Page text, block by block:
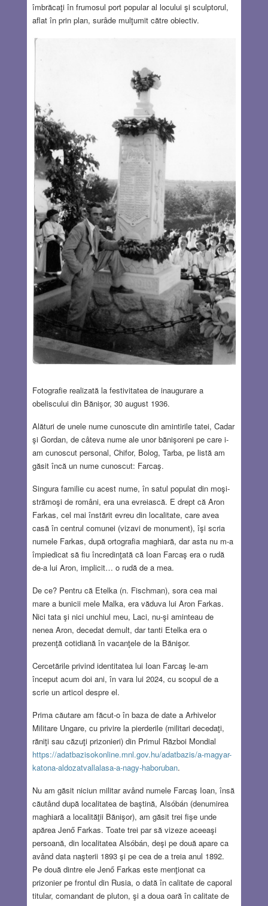
îmbrăcaţi în frumosul port popular al locului şi sculptorul,
aflat în prin plan, surâde mulţumit către obiectiv.
Fotografie realizată la festivitatea de inaugurare a
obeliscului din Bănişor, 30 august 1936.
Alături de unele nume cunoscute din amintirile tatei, Cadar
şi Gordan, de câteva nume ale unor bănişoreni pe care i-
am cunoscut personal, Chifor, Bolog, Tarba, pe listă am
găsit încă un nume cunoscut: Farcaş.
Singura familie cu acest nume, în satul populat din moşi-
strămoşi de români, era una evreiască. E drept că Aron
Farkas, cel mai înstărit evreu din localitate, care avea
casă în centrul comunei (vizavi de monument), îşi scria
numele Farkas, după ortografia maghiară, dar asta nu m-a
împiedicat să fiu încredinţată că Ioan Farcaş era o rudă
de-a lui Aron, implicit… o rudă de a mea.
De ce? Pentru că Etelka (n. Fischman), sora cea mai
mare a bunicii mele Malka, era văduva lui Aron Farkas.
Nici tata şi nici unchiul meu, Laci, nu-şi aminteau de
nenea Aron, decedat demult, dar tanti Etelka era o
prezenţă cotidiană în vacanţele de la Bănişor.
Cercetările privind identitatea lui Ioan Farcaş le-am
început acum doi ani, în vara lui 2024, cu scopul de a
scrie un articol despre el.
Prima căutare am făcut-o în baza de date a Arhivelor
Militare Ungare, cu privire la pierderile (militari decedaţi,
răniţi sau căzuţi prizonieri) din Primul Război Mondial
https://adatbazisokonline.mnl.gov.hu/adatbazis/a-magyar-
katona-aldozatvallalasa-a-nagy-haboruban.
Nu am găsit niciun militar având numele Farcaş Ioan, însă
căutând după localitatea de baştină, Alsóbán (denumirea
maghiară a localităţii Bănişor), am găsit trei fişe unde
apărea Jenő Farkas. Toate trei par să vizeze aceeaşi
persoană, din localitatea Alsóbán, deşi pe două apare ca
având data naşterii 1893 şi pe cea de a treia anul 1892.
Pe două dintre ele Jenő Farkas este menţionat ca
prizonier pe frontul din Rusia, o dată în calitate de caporal
titular, comandant de pluton, şi a doua oară în calitate de